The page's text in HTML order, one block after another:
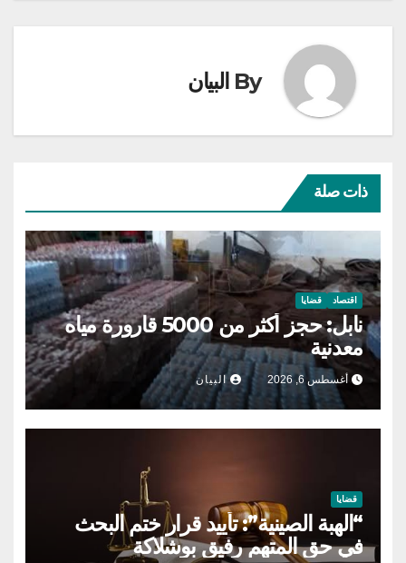
By البيان
ذات صلة
اقتصاد قضايا
نابل: حجز أكثر من 5000 قارورة مياه
معدنية
أغسطس 6, 2026 البيان
قضايا
“الهبة الصينية”: تأييد قرار ختم البحث
في حق المتهم رفيق بوشلاكة